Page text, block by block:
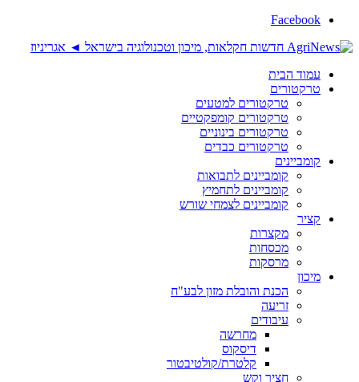
Facebook
עמוד הבית
טרקטורים
טרקטורים למטעים
טרקטורים קומפקטיים
טרקטורים בינוניים
טרקטורים כבדים
קומביינים
קומביינים לתבואות
קומביינים לתחמיץ
קומביינים לצמחי שורש
קציר
מקצרות
מכסחות
מרסקות
מיכון
הכנת והובלת מזון לבע"ח
זריעה
עיבודים
מחרשה
דיסקוס
קלטרת/קולטיבטור
חציר וקש